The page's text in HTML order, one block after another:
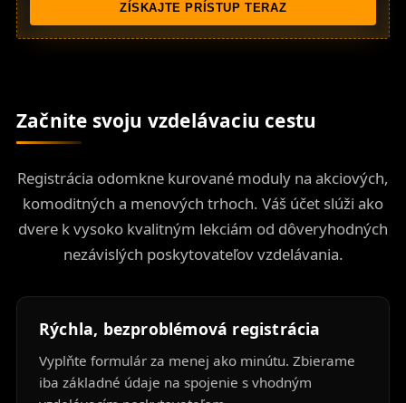
t
a
s
+
ZÍSKAJTE PRÍSTUP TERAZ
Začnite svoju vzdelávaciu cestu
Registrácia odomkne kurované moduly na akciových,
komoditných a menových trhoch. Váš účet slúži ako
dvere k vysoko kvalitným lekciám od dôveryhodných
nezávislých poskytovateľov vzdelávania.
Rýchla, bezproblémová registrácia
Vyplňte formulár za menej ako minútu. Zbierame
iba základné údaje na spojenie s vhodným